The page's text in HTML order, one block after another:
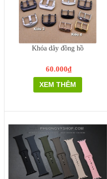
Khóa dây đồng hồ
60.000₫
XEM THÊM